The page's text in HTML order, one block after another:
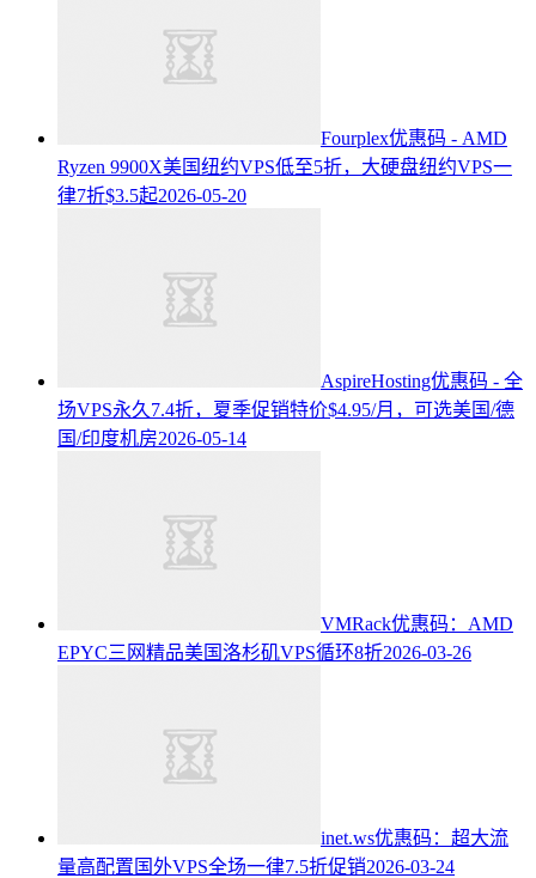
Fourplex优惠码 - AMD
Ryzen 9900X美国纽约VPS低至5折，大硬盘纽约VPS一
律7折$3.5起2026-05-20
AspireHosting优惠码 - 全
场VPS永久7.4折，夏季促销特价$4.95/月，可选美国/德
国/印度机房2026-05-14
VMRack优惠码：AMD
EPYC三网精品美国洛杉矶VPS循环8折2026-03-26
inet.ws优惠码：超大流
量高配置国外VPS全场一律7.5折促销2026-03-24